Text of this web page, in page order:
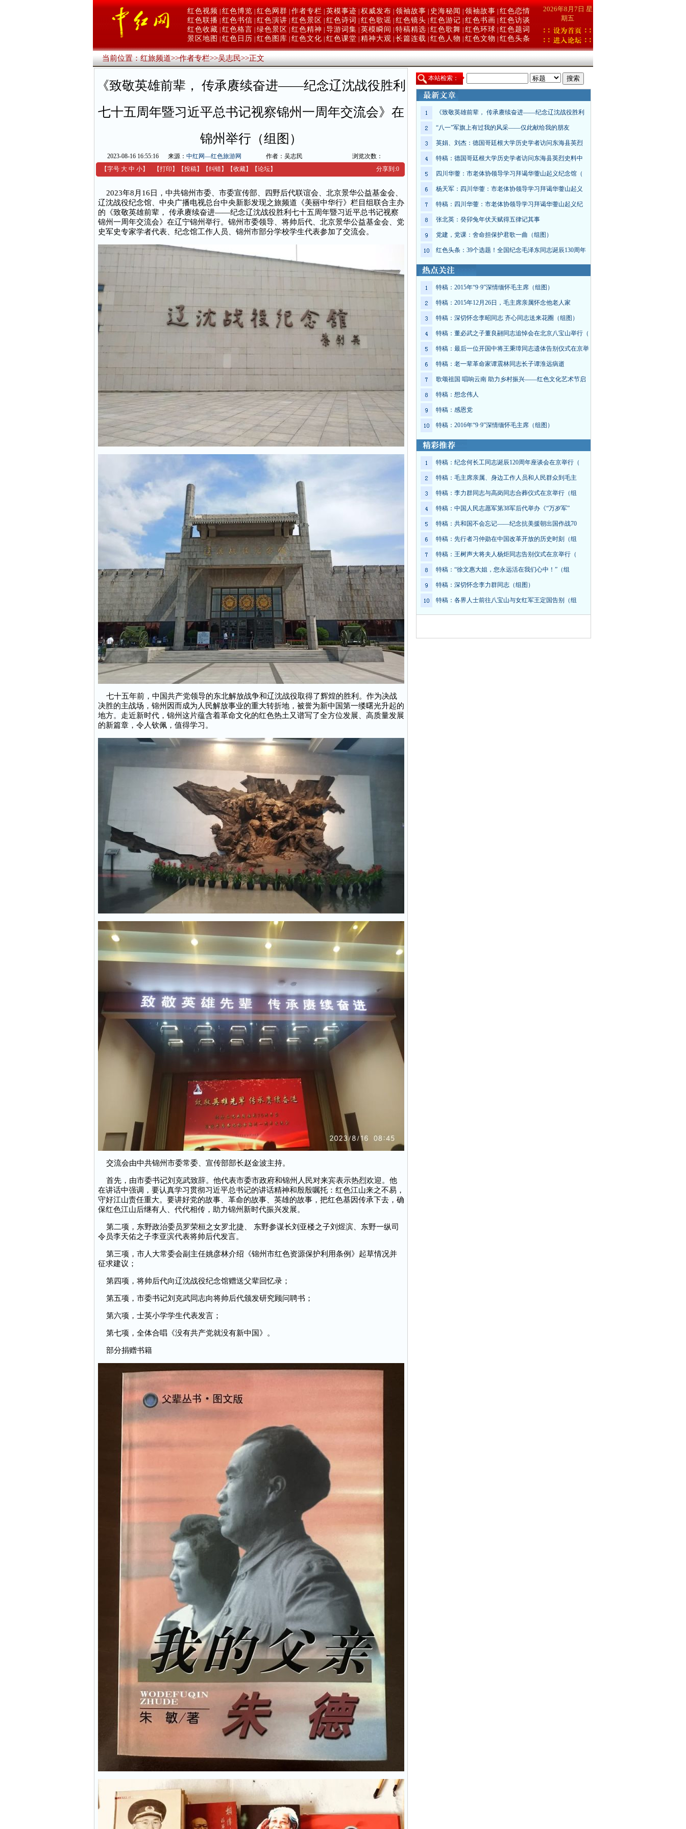
红色视频 红色博览 红色网群 作者专栏 英模事迹 权威发布 领袖故事 史海秘闻 领袖故事 红色恋情
红色联播 红色书信 红色演讲 红色景区 红色诗词 红色歌谣 红色镜头 红色游记 红色书画
红色访谈
红色收藏 红色格言 绿色景区 红色精神 导游词集 英模瞬间 特稿精选 红色歌舞 红色环球 红色题词
景区地图
红色日历 红色图库 红色文化 红色课堂 精神大观 长篇连载 红色人物 红色文物 红色头条
2026年8月7日 星
期五
当前位置：红旅频道>>作者专栏>>吴志民>>正文
《致敬英雄前辈， 传承赓续奋进——纪念辽沈战役胜利
七十五周年暨习近平总书记视察锦州一周年交流会》在
锦州举行（组图）
2023-08-16 16:55:16 来源： 中红网—红色旅游网 作者：吴志民
浏览次数：
【字号 大 中 小】 【打印 】 【投稿】 【纠错】 【收藏】 【论坛】 分享到:0
2023年8月16日，中共锦州市委、市委宣传部、四野后代联谊会、北京景华公益基金会、
辽沈战役纪念馆、中央广播电视总台中央新影发现之旅频道《美丽中华行》栏目组联合主办
的《致敬英雄前辈， 传承赓续奋进——纪念辽沈战役胜利七十五周年暨习近平总书记视察
锦州一周年交流会》在辽宁锦州举行。锦州市委领导、将帅后代、北京景华公益基金会、党
史军史专家学者代表、纪念馆工作人员、锦州市部分学校学生代表参加了交流会。
七十五年前，中国共产党领导的东北解放战争和辽沈战役取得了辉煌的胜利。作为决战
决胜的主战场，锦州因而成为人民解放事业的重大转折地，被誉为新中国第一缕曙光升起的
地方。走近新时代，锦州这片蕴含着革命文化的红色热土又谱写了全方位发展、高质量发展
的新篇章，令人钦佩，值得学习。
交流会由中共锦州市委常委、宣传部部长赵金波主持。
首先，由市委书记刘克武致辞。他代表市委市政府和锦州人民对来宾表示热烈欢迎。他
在讲话中强调，要认真学习贯彻习近平总书记的讲话精神和殷殷嘱托：红色江山来之不易，
守好江山责任重大。要讲好党的故事、革命的故事、英雄的故事，把红色基因传承下去，确
保红色江山后继有人、代代相传，助力锦州新时代振兴发展。
第二项，东野政治委员罗荣桓之女罗北捷、 东野参谋长刘亚楼之子刘煜滨、东野一纵司
令员李天佑之子李亚滨代表将帅后代发言。
第三项，市人大常委会副主任姚彦林介绍《锦州市红色资源保护利用条例》起草情况并
征求建议；
第四项，将帅后代向辽沈战役纪念馆赠送父辈回忆录；
第五项，市委书记刘克武同志向将帅后代颁发研究顾问聘书；
第六项，士英小学学生代表发言；
第七项，全体合唱《没有共产党就没有新中国》。
部分捐赠书籍
本站检索：
《致敬英雄前辈， 传承赓续奋进——纪念辽沈战役胜利
“八一”军旗上有过我的风采——仅此献给我的朋友
英娟、刘杰：德国哥廷根大学历史学者访问东海县英烈
特稿：德国哥廷根大学历史学者访问东海县英烈史料中
四川华蓥：市老体协领导学习拜谒华蓥山起义纪念馆（
杨天军：四川华蓥：市老体协领导学习拜谒华蓥山起义
特稿：四川华蓥：市老体协领导学习拜谒华蓥山起义纪
张北英：癸卯兔年伏天赋得五律记其事
党建，党课：舍命担保护君歌一曲（组图）
红色头条：39个选题！全国纪念毛泽东同志诞辰130周年
特稿：2015年“9·9”深情缅怀毛主席（组图）
特稿：2015年12月26日，毛主席亲属怀念他老人家
特稿：深切怀念李昭同志 齐心同志送来花圈（组图）
特稿：董必武之子董良翮同志追悼会在北京八宝山举行（
特稿：最后一位开国中将王秉璋同志遗体告别仪式在京举
特稿：老一辈革命家谭震林同志长子谭淮远病逝
歌颂祖国 唱响云南 助力乡村振兴——红色文化艺术节启
特稿：想念伟人
特稿：感恩党
特稿：2016年“9·9”深情缅怀毛主席（组图）
特稿：纪念何长工同志诞辰120周年座谈会在京举行（
特稿：毛主席亲属、身边工作人员和人民群众到毛主
特稿：李力群同志与高岗同志合葬仪式在京举行（组
特稿：中国人民志愿军第38军后代举办《“万岁军”
特稿：共和国不会忘记——纪念抗美援朝出国作战70
特稿：先行者习仲勋在中国改革开放的历史时刻（组
特稿：王树声大将夫人杨炬同志告别仪式在京举行（
特稿：“徐文惠大姐，您永远活在我们心中！”（组
特稿：深切怀念李力群同志（组图）
特稿：各界人士前往八宝山与女红军王定国告别（组